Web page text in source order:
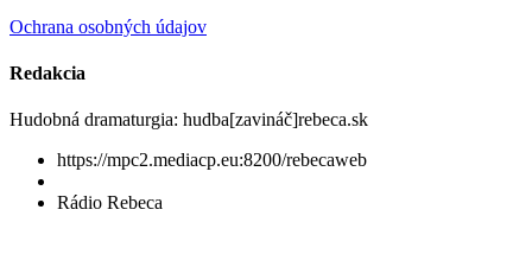
Ochrana osobných údajov
Redakcia
Hudobná dramaturgia: hudba[zavináč]rebeca.sk
https://mpc2.mediacp.eu:8200/rebecaweb
Rádio Rebeca